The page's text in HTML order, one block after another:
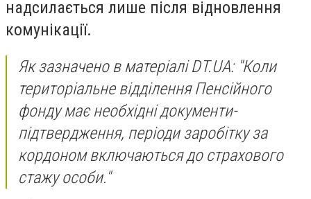
надсилається лише після відновлення
комунікації.
Як зазначено в матеріалі DT.UA: "Коли
територіальне відділення Пенсійного
фонду має необхідні документи-
підтвердження, періоди заробітку за
кордоном включаються до страхового
стажу особи."